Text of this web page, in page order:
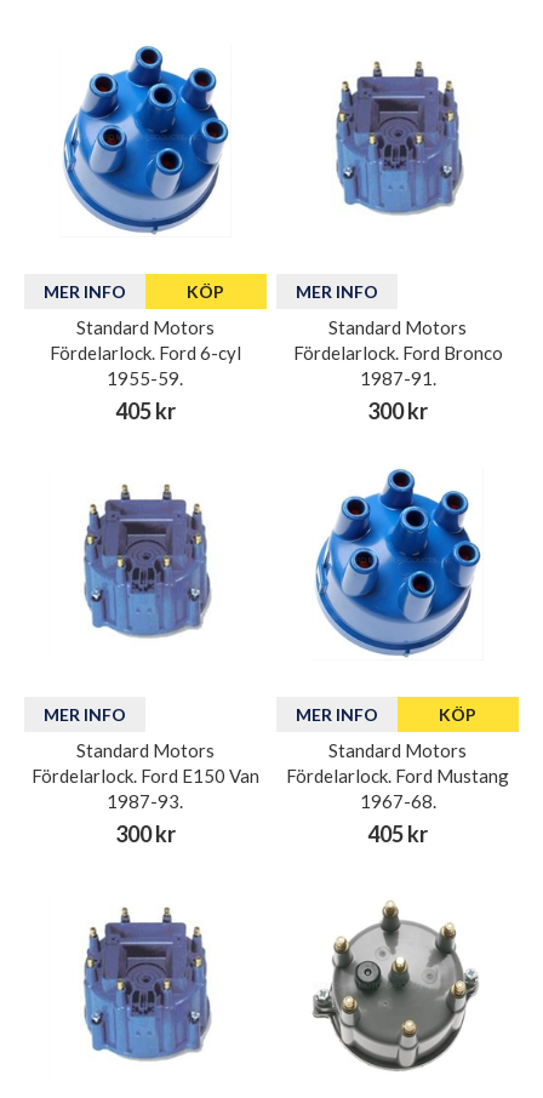
MER INFO KÖP
Standard Motors
Fördelarlock. Ford 6-cyl
1955-59.
405 kr
MER INFO
Standard Motors
Fördelarlock. Ford Bronco
1987-91.
300 kr
MER INFO
Standard Motors
Fördelarlock. Ford E150 Van
1987-93.
300 kr
MER INFO KÖP
Standard Motors
Fördelarlock. Ford Mustang
1967-68.
405 kr